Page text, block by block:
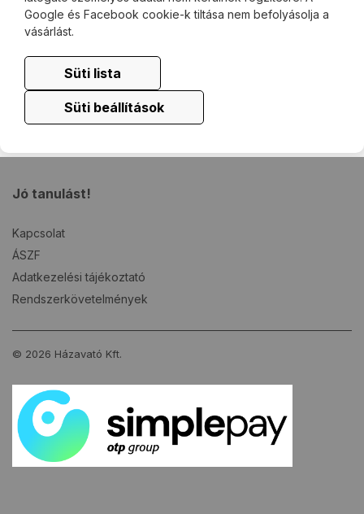
Google és Facebook cookie-k tiltása nem befolyásolja a
vásárlást.
Süti lista
Süti beállítások
Jó tanulást!
Kapcsolat
ÁSZF
Adatkezelési tájékoztató
Rendszerkövetelmények
© 2026 Házavató Kft.